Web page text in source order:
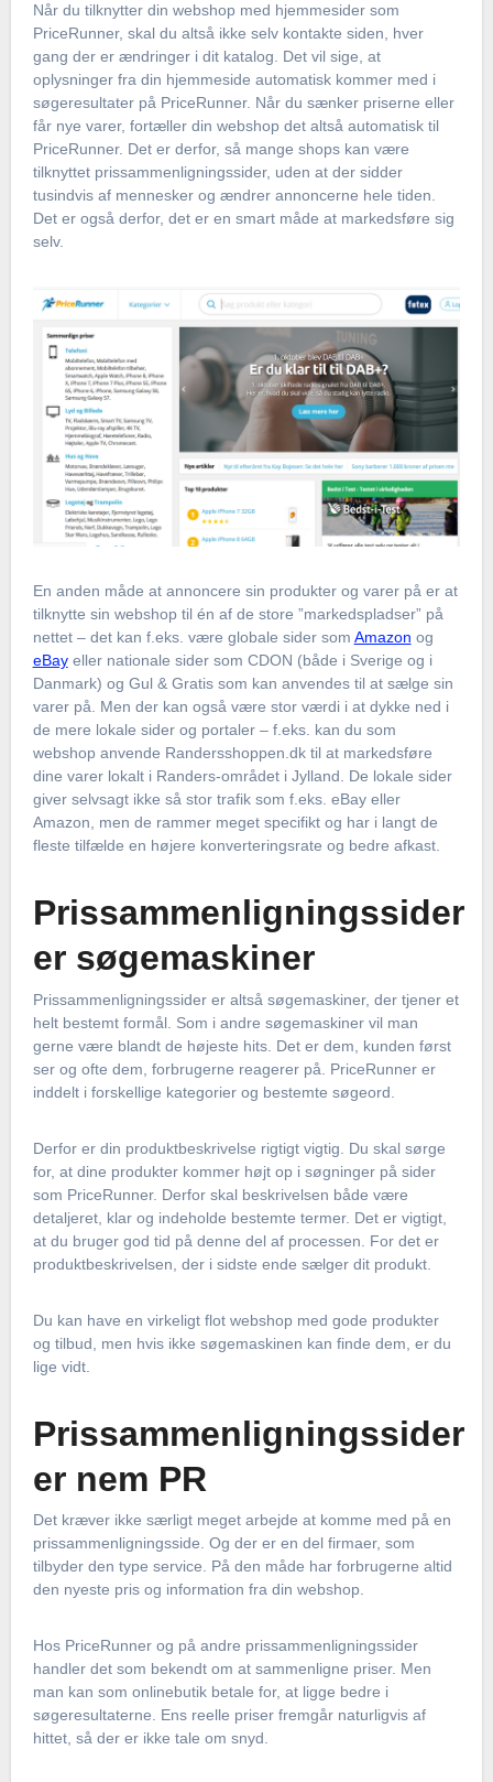
Når du tilknytter din webshop med hjemmesider som
PriceRunner, skal du altså ikke selv kontakte siden, hver
gang der er ændringer i dit katalog. Det vil sige, at
oplysninger fra din hjemmeside automatisk kommer med i
søgeresultater på PriceRunner. Når du sænker priserne eller
får nye varer, fortæller din webshop det altså automatisk til
PriceRunner. Det er derfor, så mange shops kan være
tilknyttet prissammenligningssider, uden at der sidder
tusindvis af mennesker og ændrer annoncerne hele tiden.
Det er også derfor, det er en smart måde at markedsføre sig
selv.
En anden måde at annoncere sin produkter og varer på er at
tilknytte sin webshop til én af de store ”markedspladser” på
nettet – det kan f.eks. være globale sider som Amazon og
eBayeller nationale sider som CDON (både i Sverige og i
Danmark) og Gul & Gratis som kan anvendes til at sælge sin
varer på. Men der kan også være stor værdi i at dykke ned i
de mere lokale sider og portaler – f.eks. kan du som
webshop anvende Randersshoppen.dk til at markedsføre
dine varer lokalt i Randers-området i Jylland. De lokale sider
giver selvsagt ikke så stor trafik som f.eks. eBay eller
Amazon, men de rammer meget specifikt og har i langt de
fleste tilfælde en højere konverteringsrate og bedre afkast.
Prissammenligningssider
er søgemaskiner
Prissammenligningssider er altså søgemaskiner, der tjener et
helt bestemt formål. Som i andre søgemaskiner vil man
gerne være blandt de højeste hits. Det er dem, kunden først
ser og ofte dem, forbrugerne reagerer på. PriceRunner er
inddelt i forskellige kategorier og bestemte søgeord.
Derfor er din produktbeskrivelse rigtigt vigtig. Du skal sørge
for, at dine produkter kommer højt op i søgninger på sider
som PriceRunner. Derfor skal beskrivelsen både være
detaljeret, klar og indeholde bestemte termer. Det er vigtigt,
at du bruger god tid på denne del af processen. For det er
produktbeskrivelsen, der i sidste ende sælger dit produkt.
Du kan have en virkeligt flot webshop med gode produkter
og tilbud, men hvis ikke søgemaskinen kan finde dem, er du
lige vidt.
Prissammenligningssider
er nem PR
Det kræver ikke særligt meget arbejde at komme med på en
prissammenligningsside. Og der er en del firmaer, som
tilbyder den type service. På den måde har forbrugerne altid
den nyeste pris og information fra din webshop.
Hos PriceRunner og på andre prissammenligningssider
handler det som bekendt om at sammenligne priser. Men
man kan som onlinebutik betale for, at ligge bedre i
søgeresultaterne. Ens reelle priser fremgår naturligvis af
hittet, så der er ikke tale om snyd.